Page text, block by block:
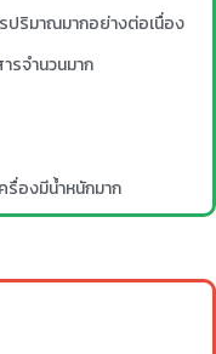
ปริมาณมากอย่างต่อเนื่อง
รจำนวนมาก
รื่องมีน้ำหนักมาก